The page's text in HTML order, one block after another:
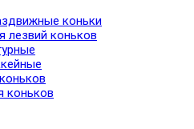
коньки
лезвий коньков
коньков